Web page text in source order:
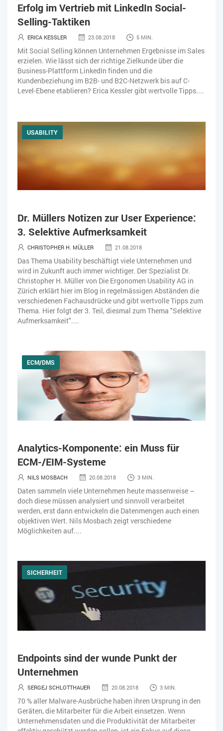
Erfolg im Vertrieb mit LinkedIn Social-
Selling-Taktiken
ERICA KESSLER 23.08.2018 5 MIN.
Mit Social Selling können Unternehmen Ergebnisse im Sales
erzielen. Wie lässt sich der richtige Zielkunde über die
Business-Plattform LinkedIn finden und die
Kundenbeziehung im B2B- und B2C-Netzwerk bis auf C-
Level-Ebene etablieren? Erica Kessler gibt wertvolle Tipps....
USABILITY
Dr. Müllers Notizen zur User Experience:
3. Selektive Aufmerksamkeit
CHRISTOPHER H. MÜLLER 21.08.2018
Das Thema Usability beschäftigt viele Unternehmen und
wird in Zukunft auch immer wichtiger. Der Spezialist Dr.
Christopher H. Müller von Die Ergonomen Usability AG in
Zürich erklärt hier im Blog in regelmässigen Abständen die
verschiedenen Fachausdrücke und gibt wertvolle Tipps zum
Thema. Hier folgt der 3. Teil, diesmal zum Thema "Selektive
Aufmerksamkeit"....
ECM/DMS
Analytics-Komponente: ein Muss für
ECM-/EIM-Systeme
NILS MOSBACH 20.08.2018 3 MIN.
Daten sammeln viele Unternehmen heute massenweise –
doch diese müssen analysiert und sinnvoll verarbeitet
werden, erst dann entwickeln die Datenmengen auch einen
objektiven Wert. Nils Mosbach zeigt verschiedene
Möglichkeiten auf....
SICHERHEIT
Endpoints sind der wunde Punkt der
Unternehmen
SERGEJ SCHLOTTHAUER 20.08.2018 3 MIN.
70 % aller Malware-Ausbrüche haben ihren Ursprung in den
Geräten, die Mitarbeiter für die Arbeit einsetzen. Wenn
Unternehmensdaten und die Produktivität der Mitarbeiter